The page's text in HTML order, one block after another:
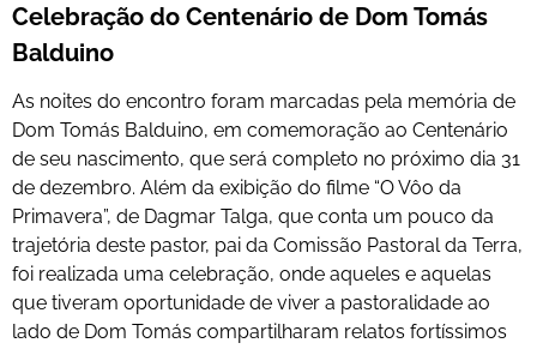
Celebração do Centenário de Dom Tomás
Balduino
As noites do encontro foram marcadas pela memória de
Dom Tomás Balduino, em comemoração ao Centenário
de seu nascimento, que será completo no próximo dia 31
de dezembro. Além da exibição do filme “O Vôo da
Primavera”, de Dagmar Talga, que conta um pouco da
trajetória deste pastor, pai da Comissão Pastoral da Terra,
foi realizada uma celebração, onde aqueles e aquelas
que tiveram oportunidade de viver a pastoralidade ao
lado de Dom Tomás compartilharam relatos fortíssimos